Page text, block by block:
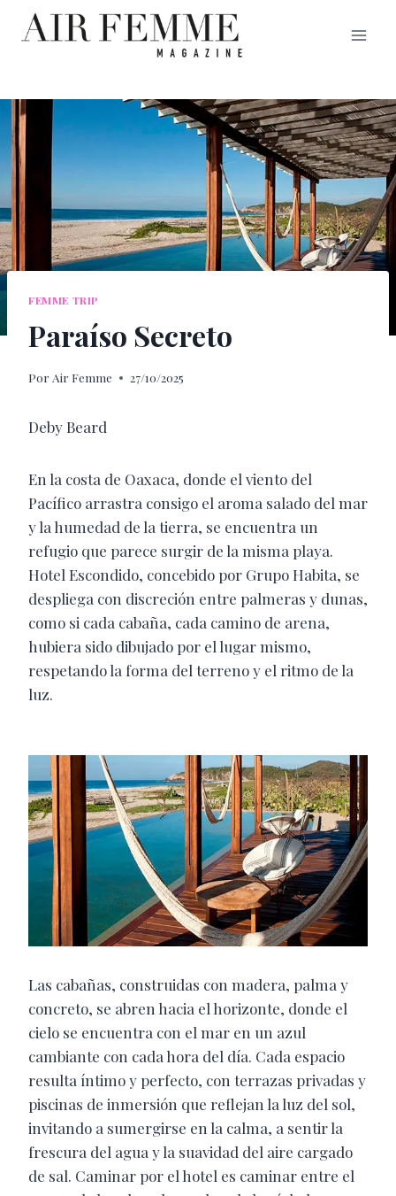
Saltar
FEMME TRIP
Paraíso Secreto
Por Air Femme 27/10/2025
Deby Beard
En la costa de Oaxaca, donde el viento del
Pacífico arrastra consigo el aroma salado del mar
y la humedad de la tierra, se encuentra un
refugio que parece surgir de la misma playa.
Hotel Escondido, concebido por Grupo Habita, se
despliega con discreción entre palmeras y dunas,
como si cada cabaña, cada camino de arena,
hubiera sido dibujado por el lugar mismo,
respetando la forma del terreno y el ritmo de la
luz.
Las cabañas, construidas con madera, palma y
concreto, se abren hacia el horizonte, donde el
cielo se encuentra con el mar en un azul
cambiante con cada hora del día. Cada espacio
resulta íntimo y perfecto, con terrazas privadas y
piscinas de inmersión que reflejan la luz del sol,
invitando a sumergirse en la calma, a sentir la
frescura del agua y la suavidad del aire cargado
de sal. Caminar por el hotel es caminar entre el